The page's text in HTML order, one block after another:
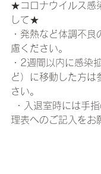
★コロナウイルス感
して★
・発熱など体調不
慮ください。
・2週間以内に感染
ど）に移動した方は
さい。
理表へのご記入をお